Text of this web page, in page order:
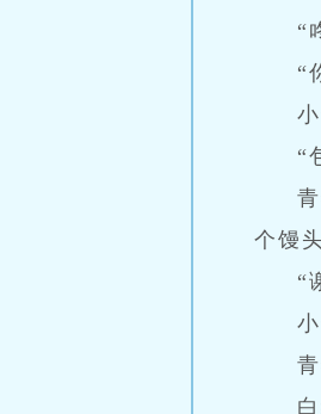
“
“
“
个馒
“